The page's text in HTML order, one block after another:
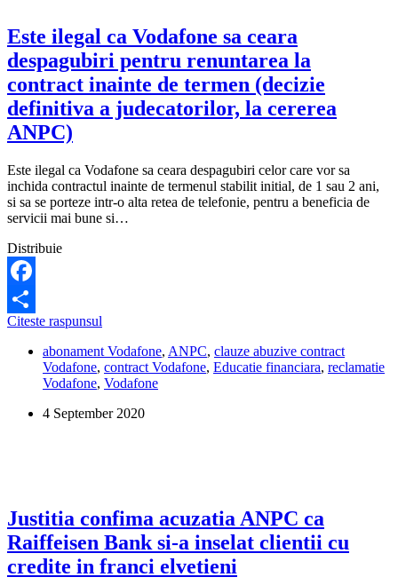
IRCC.
Este
legal?
Este ilegal ca Vodafone sa ceara
despagubiri pentru renuntarea la
contract inainte de termen (decizie
definitiva a judecatorilor, la cererea
ANPC)
Este ilegal ca Vodafone sa ceara despagubiri celor care vor sa
inchida contractul inainte de termenul stabilit initial, de 1 sau 2 ani,
si sa se porteze intr-o alta retea de telefonie, pentru a beneficia de
servicii mai bune si…
Distribuie
Facebook
Share
Citeste raspunsul
ca
Vodafone
sa
despagubiri
de
termen
(decizie
definitiva
a
abonament Vodafone, ANPC, clauze abuzive contract
Vodafone, contract Vodafone, Educatie financiara, reclamatie
Vodafone, Vodafone
4 September 2020
Justitia confima acuzatia ANPC ca
Raiffeisen Bank si-a inselat clientii cu
credite in franci elvetieni